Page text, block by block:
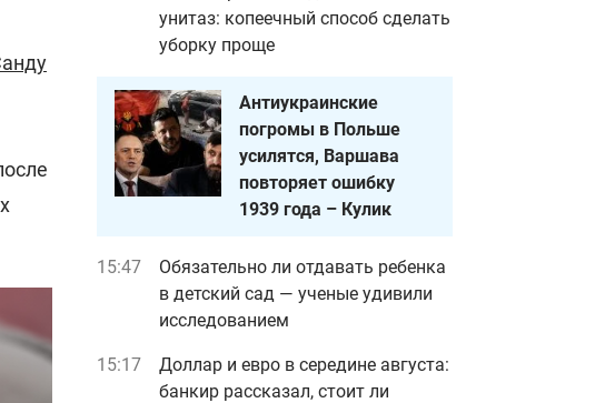
унитаз: копеечный способ сделать
уборку проще
Антиукраинские
погромы в Польше
усилятся, Варшава
повторяет ошибку
1939 года – Кулик
15:47
Обязательно ли отдавать ребенка
в детский сад — ученые удивили
исследованием
15:17
Доллар и евро в середине августа:
банкир рассказал, стоит ли